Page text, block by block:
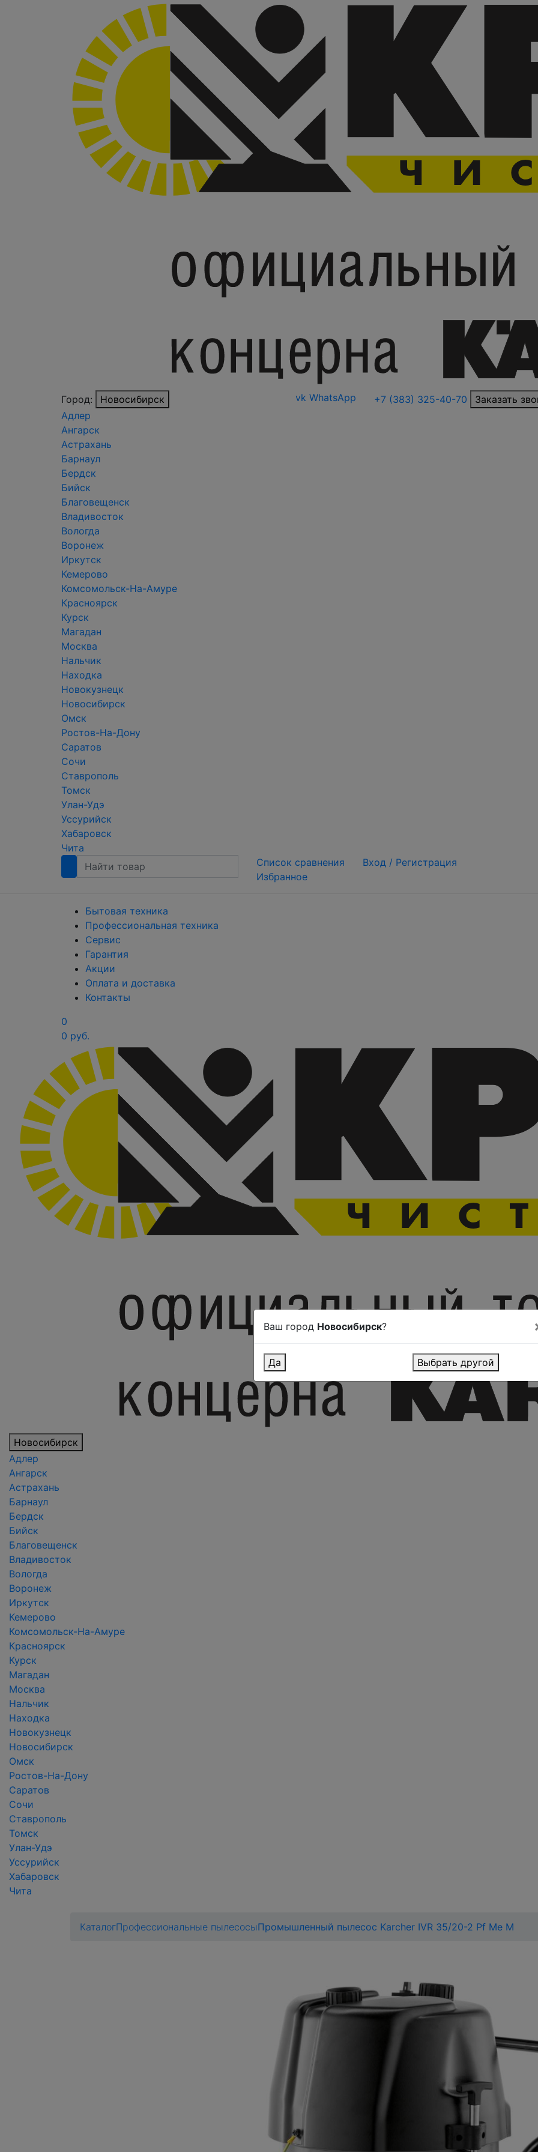
Город:
Новосибирск
Адлер
Ангарск
Астрахань
Барнаул
Бердск
Бийск
Благовещенск
Владивосток
Вологда
Воронеж
Иркутск
Кемерово
Комсомольск-На-Амуре
Красноярск
Курск
Магадан
Москва
Нальчик
Находка
Новокузнецк
Новосибирск
Омск
Ростов-На-Дону
Саратов
Сочи
Ставрополь
Томск
Улан-Удэ
Уссурийск
Хабаровск
Чита
vk WhatsApp +7 (383) 325-40-70 Заказать
Список сравнения
Избранное
Вход / Регистрация
Бытовая техника
Профессиональная техника
Сервис
Гарантия
Акции
Оплата и доставка
Контакты
0
0 руб.
Новосибирск
Адлер
Ангарск
Астрахань
Барнаул
Бердск
Бийск
Благовещенск
Владивосток
Вологда
Воронеж
Иркутск
Кемерово
Комсомольск-На-Амуре
Красноярск
Курск
Магадан
Москва
Нальчик
Находка
Новокузнецк
Новосибирск
Омск
Ростов-На-Дону
Саратов
Сочи
Ставрополь
Томск
Улан-Удэ
Уссурийск
Хабаровск
Чита
КаталогПрофессиональные пылесосыПромышленный пылесос Karcher IVR 35/20-2 Pf Me M
Ваш город Новосибирск?
Да Выбрать другой